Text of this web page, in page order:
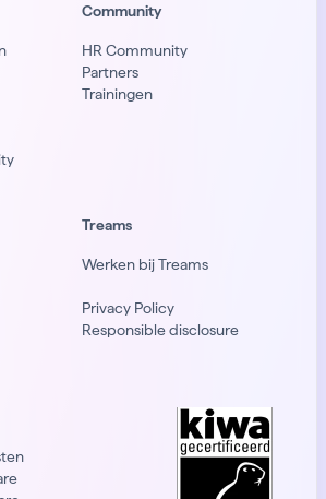
Community
HR Community
Partners
Trainingen
Treams
Werken bij Treams
Privacy Policy
Responsible disclosure